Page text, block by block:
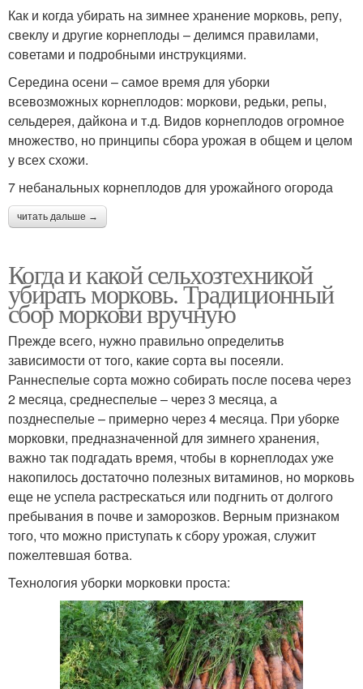
Как и когда убирать на зимнее хранение морковь, репу,
свеклу и другие корнеплоды – делимся правилами,
советами и подробными инструкциями.
Середина осени – самое время для уборки
всевозможных корнеплодов: моркови, редьки, репы,
сельдерея, дайкона и т.д. Видов корнеплодов огромное
множество, но принципы сбора урожая в общем и целом
у всех схожи.
7 небанальных корнеплодов для урожайного огорода
читать дальше →
Когда и какой сельхозтехникой
убирать морковь. Традиционный
сбор моркови вручную
Прежде всего, нужно правильно определитьв
зависимости от того, какие сорта вы посеяли.
Раннеспелые сорта можно собирать после посева через
2 месяца, среднеспелые – через 3 месяца, а
позднеспелые – примерно через 4 месяца. При уборке
морковки, предназначенной для зимнего хранения,
важно так подгадать время, чтобы в корнеплодах уже
накопилось достаточно полезных витаминов, но морковь
еще не успела растрескаться или подгнить от долгого
пребывания в почве и заморозков. Верным признаком
того, что можно приступать к сбору урожая, служит
пожелтевшая ботва.
Технология уборки морковки проста: